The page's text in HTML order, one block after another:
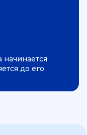
до его